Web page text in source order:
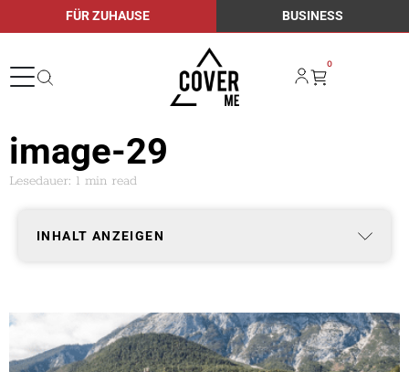
FÜR ZUHAUSE BUSINESS
0
image-29
Lesedauer: 1 min read
INHALT ANZEIGEN